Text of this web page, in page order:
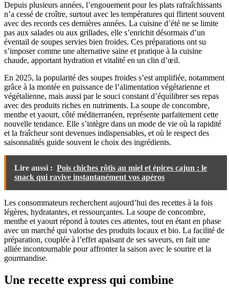
Depuis plusieurs années, l’engouement pour les plats rafraîchissants
n’a cessé de croître, surtout avec les températures qui flirtent souvent
avec des records ces dernières années. La cuisine d’été ne se limite
pas aux salades ou aux grillades, elle s’enrichit désormais d’un
éventail de soupes servies bien froides. Ces préparations ont su
s’imposer comme une alternative saine et pratique à la cuisine
chaude, apportant hydration et vitalité en un clin d’œil.
En 2025, la popularité des soupes froides s’est amplifiée, notamment
grâce à la montée en puissance de l’alimentation végétarienne et
végétalienne, mais aussi par le souci constant d’équilibrer ses repas
avec des produits riches en nutriments. La soupe de concombre,
menthe et yaourt, côté méditerranéen, représente parfaitement cette
nouvelle tendance. Elle s’intègre dans un mode de vie où la rapidité
et la fraîcheur sont devenues indispensables, et où le respect des
saisonnalités guide souvent le choix des ingrédients.
Lire aussi : Pois chiches rôtis au miel et épices cajun : le
snack qui ravive instantanément vos apéros
Les consommateurs recherchent aujourd’hui des recettes à la fois
légères, hydratantes, et ressourçantes. La soupe de concombre,
menthe et yaourt répond à toutes ces attentes, tout en étant en phase
avec un marché qui valorise des produits locaux et bio. La facilité de
préparation, couplée à l’effet apaisant de ses saveurs, en fait une
alliée incontournable pour affronter la saison avec le sourire et la
gourmandise.
Une recette express qui combine